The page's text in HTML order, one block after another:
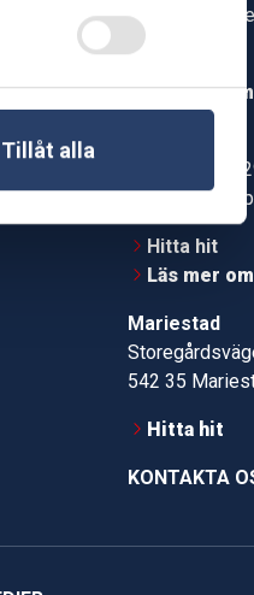
Tillåt alla
549 37 Skövde
Läs mer
Kämpevägen
553 02
Hitta hit
Läs mer
Mariestad
542 35
Hitta hit
KONTAKTA